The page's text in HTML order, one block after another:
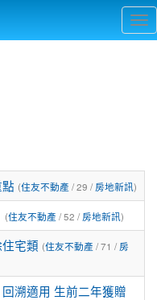
(住友不動產 / 29 / 房地新訊)
(住友不動產 / 52 / 房地新訊)
宅類 (住友不動產 / 71 / 房
溯適用 生前二年獲贈